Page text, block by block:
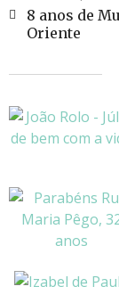
8 anos de
Oriente